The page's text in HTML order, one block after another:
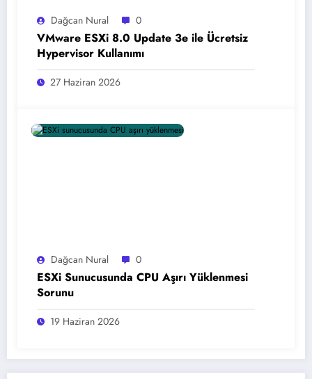
Dağcan Nural 0
VMware ESXi 8.0 Update 3e ile Ücretsiz
Hypervisor Kullanımı
27 Haziran 2026
Dağcan Nural 0
ESXi Sunucusunda CPU Aşırı Yüklenmesi
Sorunu
19 Haziran 2026